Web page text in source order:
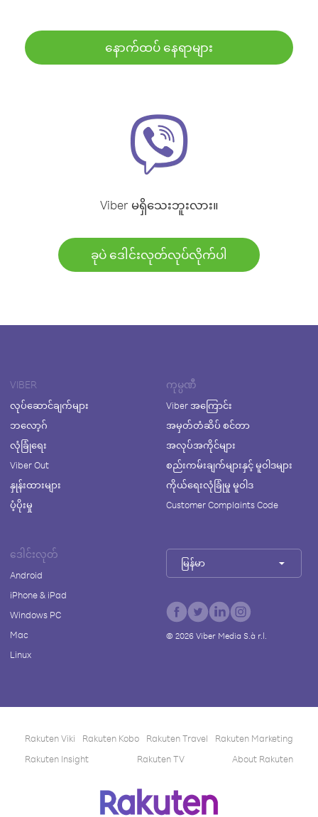
နောက်ထပ် နေရာများ
Viber မရှိသေးဘူးလား။
ခုပဲ ဒေါင်းလုတ်လုပ်လိုက်ပါ
VIBER
လုပ်ဆောင်ချက်များ
ဘလော့ဂ်
လုံခြုံရေး
Viber Out
နှုန်းထားများ
ပံ့ပိုးမှု
ကုမ္ပဏီ
Viber အကြောင်း
အမှတ်တံဆိပ် စင်တာ
အလုပ်အကိုင်များ
စည်းကမ်းချက်များနှင့် မူဝါဒများ
ကိုယ်ရေးလုံခြုံမှု မူဝါဒ
Customer Complaints Code
ဒေါင်းလုတ်
Android
iPhone & iPad
Windows PC
Mac
Linux
မြန်မာ
© 2026Viber Media S.à r.l.
Rakuten Viki Rakuten Kobo Rakuten Travel
Rakuten Marketing
Rakuten Insight
Rakuten TV About Rakuten